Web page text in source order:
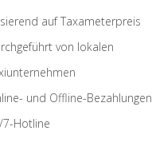
auf Taxameterpreis
von lokalen
und Offline-Bezahlungen
7-Hotline